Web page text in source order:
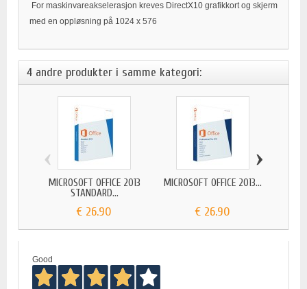
For maskinvareakselerasjon kreves DirectX10 grafikkort og skjerm
med en oppløsning på 1024 x 576
4 andre produkter i samme kategori:
MICROSOFT OFFICE 2013
STANDARD...
€ 26.90
MICROSOFT OFFICE 2013...
€ 26.90
‹ ›
Good